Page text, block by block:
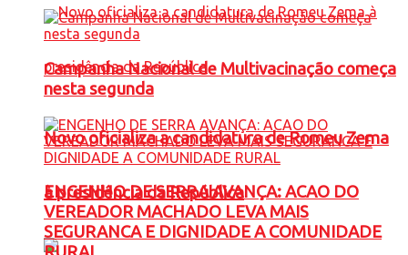
Novo oficializa a candidatura de Romeu Zema
à presidência da República
Campanha Nacional de Multivacinação começa
nesta segunda
ENGENHO DE SERRA AVANÇA: ACAO DO
VEREADOR MACHADO LEVA MAIS
SEGURANCA E DIGNIDADE A COMUNIDADE